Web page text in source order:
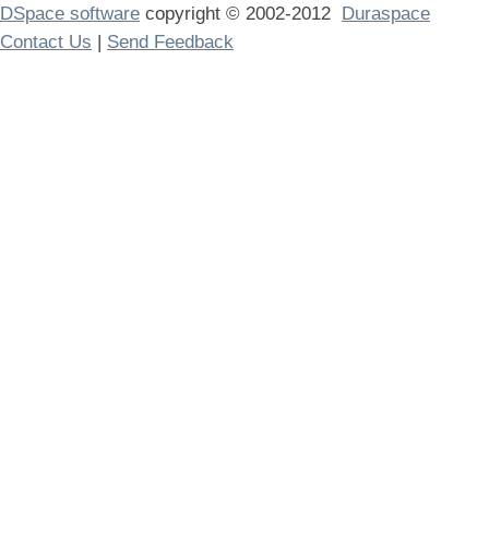
DSpace software copyright © 2002-2012 Duraspace
Contact Us | Send Feedback